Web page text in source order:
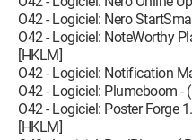
O42 - Logiciel: Nero
O42 - Logiciel: NoteWorthy
[HKLM]
O42 - Logiciel: Notification
O42 - Logiciel: Plumeboom -
O42 - Logiciel: Poster Forge
[HKLM]